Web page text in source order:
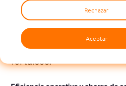
Estos beneficios los ve a
se mantiene seguro.
robos y errores. Su
fortalece.
Rechazar
Aceptar